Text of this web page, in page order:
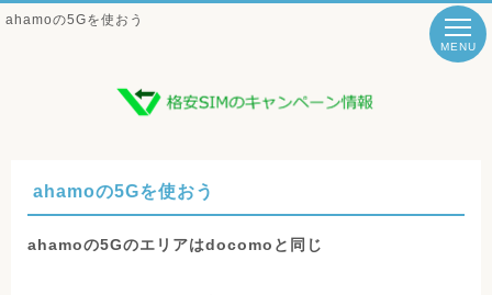
ahamoの5Gを使おう
MENU
ahamoの5Gを使おう
ahamoの5Gのエリアはdocomoと同じ